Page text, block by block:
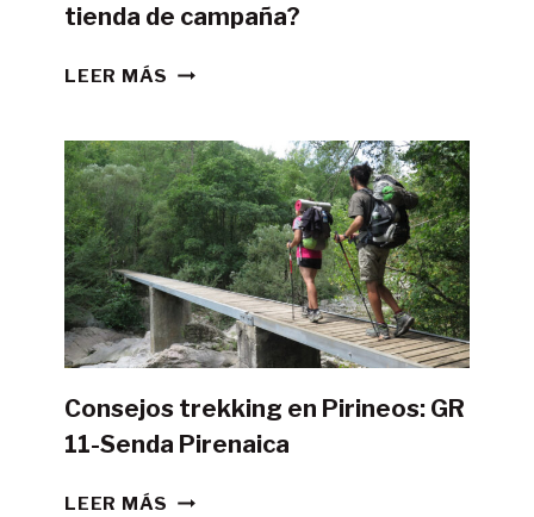
tienda de campaña?
LEER MÁS ¿ES
LA
GR11
CON
TIENDA
DE
CAMPAÑA?
Consejos trekking en Pirineos: GR
11-Senda Pirenaica
LEER MÁS CONSEJOS